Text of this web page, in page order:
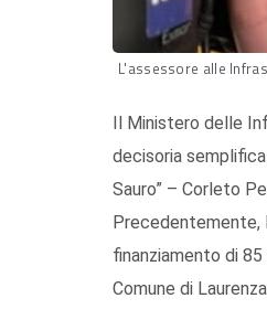
L'assessore alle
Il Ministero delle
decisoria
Sauro” – Corleto
Precedentemente,
finanziamento di
Comune di